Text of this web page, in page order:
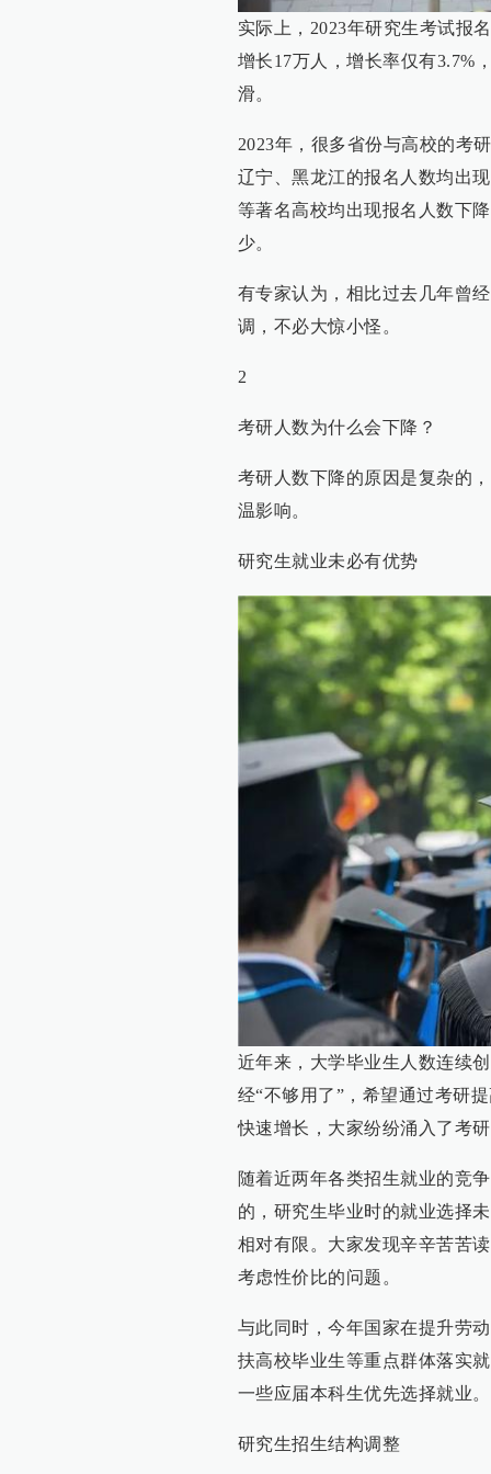
实际上，2023年研究生考试报
增长17万人，增长率仅有3.7%
滑。
2023年，很多省份与高校的考
辽宁、黑龙江的报名人数均出
等著名高校均出现报名人数下
少。
有专家认为，相比过去几年曾
调，不必大惊小怪。
2
考研人数为什么会下降？
考研人数下降的原因是复杂的
温影响。
研究生就业未必有优势
近年来，大学毕业生人数连续
经“不够用了”，希望通过考研
快速增长，大家纷纷涌入了考
随着近两年各类招生就业的竞
的，研究生毕业时的就业选择
相对有限。大家发现辛辛苦苦
考虑性价比的问题。
与此同时，今年国家在提升劳
扶高校毕业生等重点群体落实
一些应届本科生优先选择就业
研究生招生结构调整